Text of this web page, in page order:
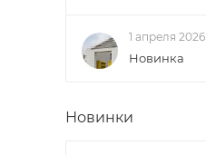
1 апреля 2026
Новинка
Новинки